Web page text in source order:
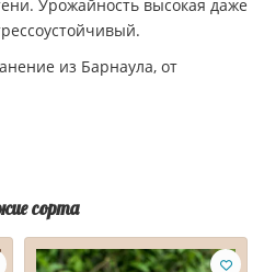
Урожайность высокая даже
из Барнаула, от
сорта